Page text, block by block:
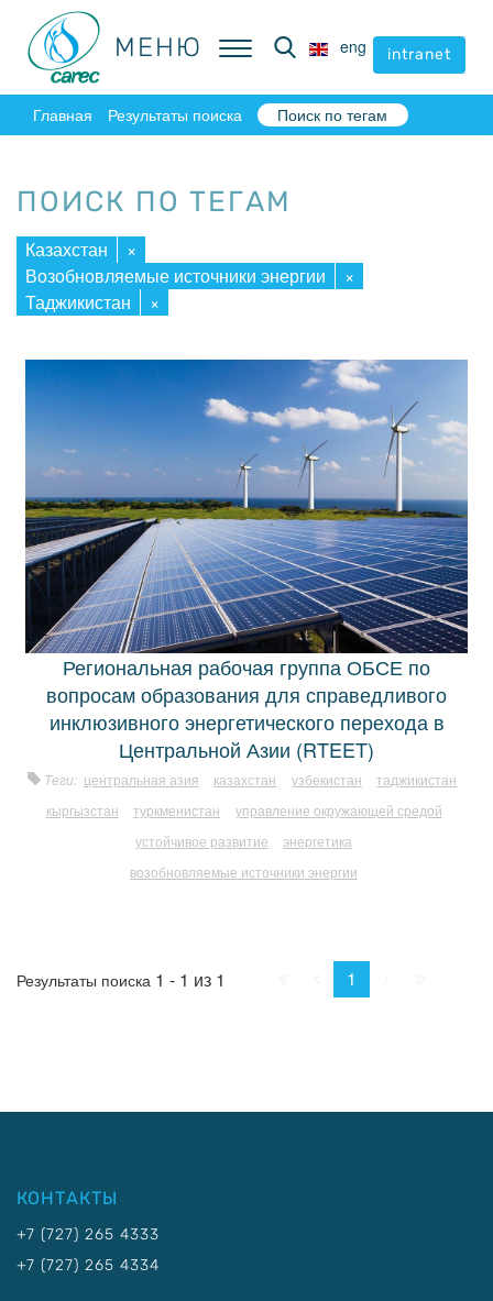
МЕНЮ eng intranet
МЕНЮ eng intranet
Главная Результаты поиска Поиск по тегам
ПОИСК ПО ТЕГАМ
Казахстан
×
Возобновляемые источники энергии
×
Таджикистан
×
Региональная рабочая группа ОБСЕ по
вопросам образования для справедливого
инклюзивного энергетического перехода в
Центральной Азии (RTEET)
Теги: центральная азия казахстан узбекистан
таджикистан
кыргызстан
туркменистан
управление окружающей средой
устойчивое развитие
энергетика
возобновляемые источники энергии
Результаты поиска 1 - 1 из 1 Пред.
1
КОНТАКТЫ
+7 (727) 265 4333
+7 (727) 265 4334